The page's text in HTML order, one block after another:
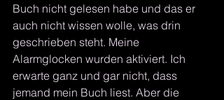
Buch nicht gelesen habe und das er
auch nicht wissen wolle, was drin
geschrieben steht. Meine
Alarmglocken wurden aktiviert. Ich
erwarte ganz und gar nicht, dass
jemand mein Buch liest. Aber die